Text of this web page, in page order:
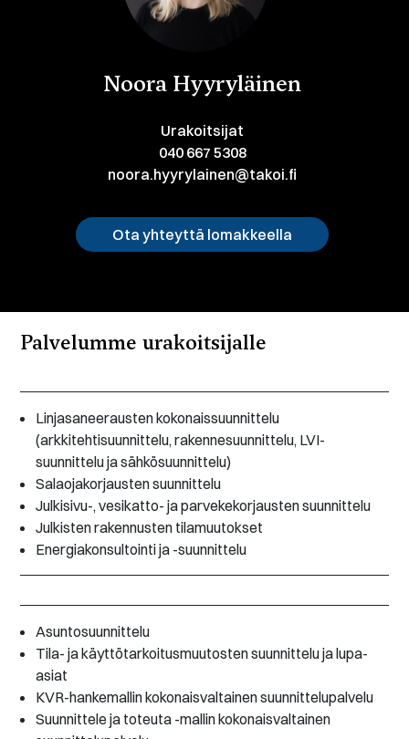
Noora Hyyryläinen
Urakoitsijat
040 667 5308
noora.hyyrylainen@takoi.fi
Ota yhteyttä lomakkeella
Palvelumme urakoitsijalle
Linjasaneerausten kokonaissuunnittelu
(arkkitehtisuunnittelu, rakennesuunnittelu, LVI-
suunnittelu ja sähkösuunnittelu)
Salaojakorjausten suunnittelu
Julkisivu-, vesikatto- ja parvekekorjausten suunnittelu
Julkisten rakennusten tilamuutokset
Energiakonsultointi ja -suunnittelu
Asuntosuunnittelu
Tila- ja käyttötarkoitusmuutosten suunnittelu ja lupa-
asiat
KVR-hankemallin kokonaisvaltainen suunnittelupalvelu
Suunnittele ja toteuta -mallin kokonaisvaltainen